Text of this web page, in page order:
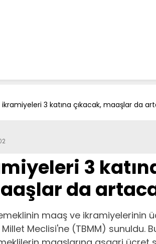
ikramiyeleri 3 katına çıkacak, maaşlar da
3
da
maaş ve ikramiyelerinin
Meclisi'ne (TBMM) sunuldu.